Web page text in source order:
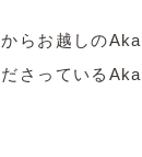
らお越しの
さっている